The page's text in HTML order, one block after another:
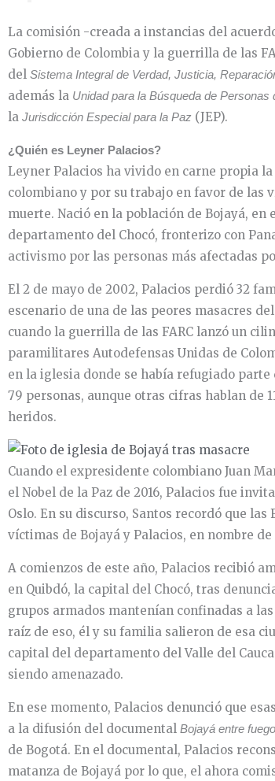
La comisión -creada a instancias del
Gobierno de Colombia y la guerrilla de las
del Sistema Integral de Verdad, Justicia,
además la Unidad para la Búsqueda de
la Jurisdicción Especial para la Paz (JEP).
¿Quién es Leyner Palacios?
Leyner Palacios ha vivido en carne propia
colombiano y por su trabajo en favor de las
muerte. Nació en la población de Bojayá, en
departamento del Chocó, fronterizo con
activismo por las personas más afectadas
El 2 de mayo de 2002, Palacios perdió 32
escenario de una de las peores masacres
cuando la guerrilla de las FARC lanzó un
paramilitares Autodefensas Unidas de
en la iglesia donde se había refugiado
79 personas, aunque otras cifras hablan de
heridos.
Cuando el expresidente colombiano Juan
el Nobel de la Paz de 2016, Palacios fue
Oslo. En su discurso, Santos recordó que las
víctimas de Bojayá y Palacios, en nombre de
A comienzos de este año, Palacios recibió
en Quibdó, la capital del Chocó, tras
grupos armados mantenían confinadas a
raíz de eso, él y su familia salieron de esa
capital del departamento del Valle del
siendo amenazado.
En ese momento, Palacios denunció que
a la difusión del documental Bojayá entre
de Bogotá. En el documental, Palacios
matanza de Bojayá por lo que, el ahora